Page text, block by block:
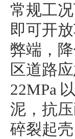
常规工
即可开
弊端，
区道路
22MPa
泥，抗
碎裂起壳